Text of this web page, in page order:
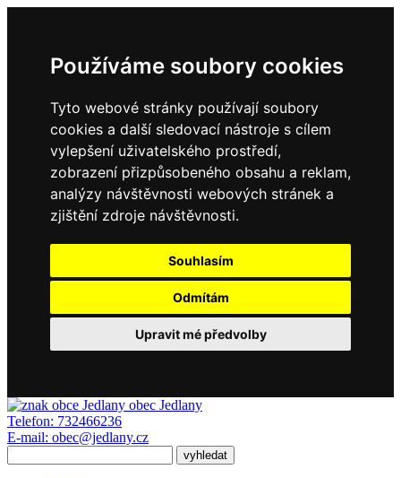
Používáme soubory cookies
Tyto webové stránky používají soubory
cookies a další sledovací nástroje s cílem
vylepšení uživatelského prostředí,
zobrazení přizpůsobeného obsahu a reklam,
analýzy návštěvnosti webových stránek a
zjištění zdroje návštěvnosti.
Souhlasím
Odmítám
Upravit mé předvolby
obec Jedlany
Telefon: 732466236
E-mail: obec@jedlany.cz